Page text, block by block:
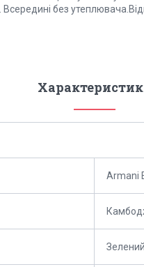
без
Armani
Зелений